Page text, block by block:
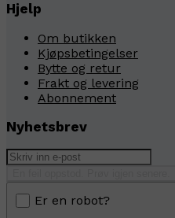
Hjelp
Om butikken
Kjøpsbetingelser
Bytte og retur
Frakt og levering
Abonnement
Nyhetsbrev
Er en robot?